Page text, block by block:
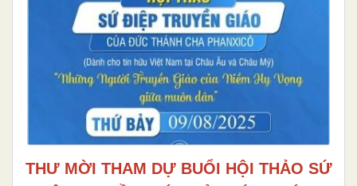
THƯ MỜI THAM DỰ BUỔI HỘI THẢO SỨ